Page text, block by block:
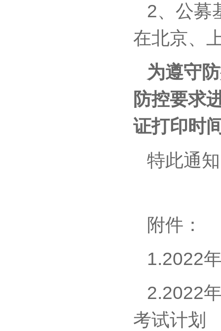
2、公募
在北京、
为遵守
防控要求
证打印时
特此通
附件：
1.2022
2.2022
考试计划